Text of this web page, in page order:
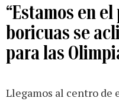
“Estamos en
boricuas se
para las
Llegamos al centro